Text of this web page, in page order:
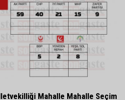
Mahalle Mahalle Seçim